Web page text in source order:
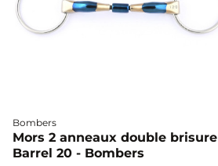
Bombers
Mors 2 anneaux double brisure
Barrel 20 - Bombers